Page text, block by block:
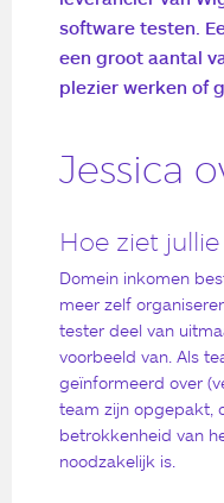
software testen.
een groot aantal
plezier werken of
Jessica
Hoe ziet
Domein inkomen
meer zelf
tester deel van
voorbeeld van. Als
geïnformeerd over
team zijn opgepakt,
betrokkenheid van
noodzakelijk is.